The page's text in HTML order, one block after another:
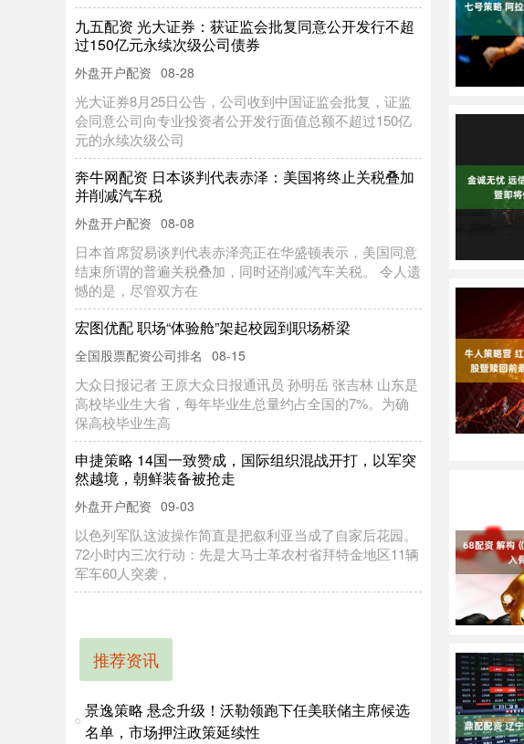
九五配资 光大证券：获证监会批复同意公开发行不超
过150亿元永续次级公司债券
外盘开户配资 08-28
光大证券8月25日公告，公司收到中国证监会批复，证监
会同意公司向专业投资者公开发行面值总额不超过150亿
元的永续次级公司
奔牛网配资 日本谈判代表赤泽：美国将终止关税叠加
并削减汽车税
外盘开户配资 08-08
日本首席贸易谈判代表赤泽亮正在华盛顿表示，美国同意
结束所谓的普遍关税叠加，同时还削减汽车关税。 令人遗
憾的是，尽管双方在
宏图优配 职场“体验舱”架起校园到职场桥梁
全国股票配资公司排名 08-15
大众日报记者 王原大众日报通讯员 孙明岳 张吉林 山东是
高校毕业生大省，每年毕业生总量约占全国的7%。为确
保高校毕业生高
申捷策略 14国一致赞成，国际组织混战开打，以军突
然越境，朝鲜装备被抢走
外盘开户配资 09-03
以色列军队这波操作简直是把叙利亚当成了自家后花园。
72小时内三次行动：先是大马士革农村省拜特金地区11辆
军车60人突袭，
推荐资讯
景逸策略 悬念升级！沃勒领跑下任美联储主席候选
名单，市场押注政策延续性